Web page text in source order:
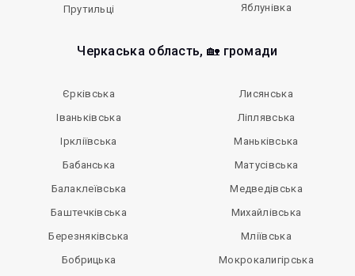
Прутильці
Яблунівка
Черкаська область, 🏡 громади
Єрківська
Іваньківська
Іркліївська
Бабанська
Балаклеївська
Баштечківська
Березняківська
Бобрицька
Лисянська
Ліплявська
Маньківська
Матусівська
Медведівська
Михайлівська
Мліївська
Мокрокалигірська